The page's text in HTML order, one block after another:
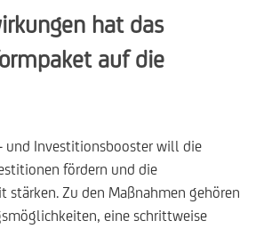
hat das
auf die
und Investitionsbooster will die
fördern und die
stärken. Zu den Maßnahmen gehören
eine schrittweise